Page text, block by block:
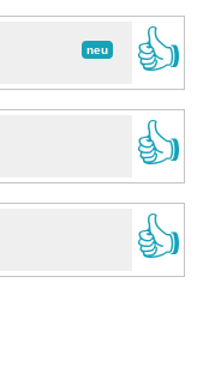
neu
👍
👍
👍